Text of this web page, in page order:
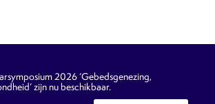
2026 ‘Gebedsgenezing,
zijn nu beschikbaar.